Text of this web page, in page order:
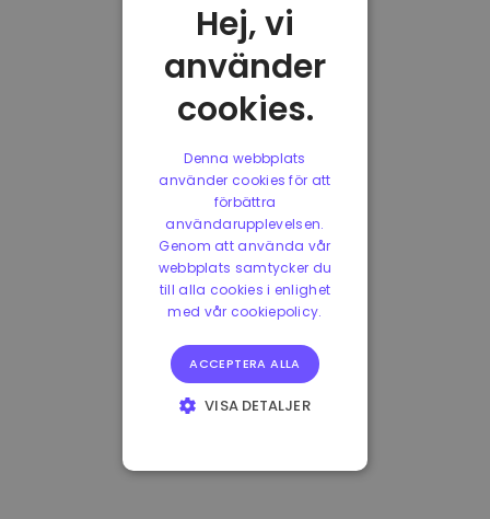
Hej, vi
använder
cookies.
Denna webbplats
använder cookies för att
förbättra
användarupplevelsen.
Genom att använda vår
webbplats samtycker du
till alla cookies i enlighet
med vår cookiepolicy.
ACCEPTERA ALLA
VISA DETALJER